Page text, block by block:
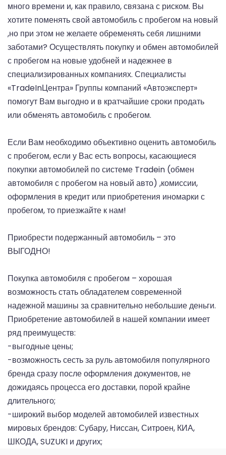
много времени и, как правило, связана с риском. Вы
хотите поменять свой автомобиль с пробегом на новый
,но при этом не желаете обременять себя лишними
заботами? Осуществлять покупку и обмен автомобилей
с пробегом на новые удобней и надежнее в
специализированных компаниях. Специалисты
«TradeInЦентра» Группы компаний «Автоэксперт»
помогут Вам выгодно и в кратчайшие сроки продать
или обменять автомобиль с пробегом.
Если Вам необходимо объективно оценить автомобиль
с пробегом, если у Вас есть вопросы, касающиеся
покупки автомобилей по системе Tradein (обмен
автомобиля с пробегом на новый авто) ,комиссии,
оформления в кредит или приобретения иномарки с
пробегом, то приезжайте к нам!
Приобрести подержанный автомобиль – это
ВЫГОДНО!
Покупка автомобиля с пробегом – хорошая
возможность стать обладателем современной
надежной машины за сравнительно небольшие деньги.
Приобретение автомобилей в нашей компании имеет
ряд преимуществ:
-выгодные цены;
-возможность сесть за руль автомобиля популярного
бренда сразу после оформления документов, не
дожидаясь процесса его доставки, порой крайне
длительного;
-широкий выбор моделей автомобилей известных
мировых брендов: Субару, Ниссан, Ситроен, КИА,
ШКОДА, SUZUKI и других;